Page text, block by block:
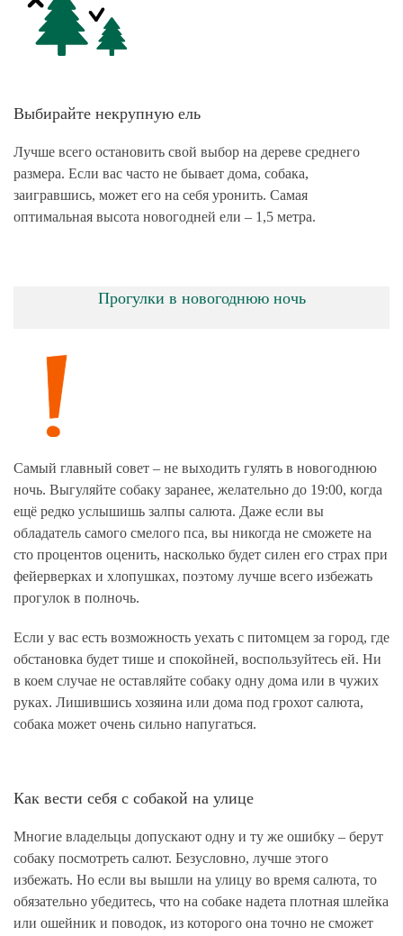
Выбирайте некрупную ель
Лучше всего остановить свой выбор на дереве среднего
размера. Если вас часто не бывает дома, собака,
заигравшись, может его на себя уронить. Самая
оптимальная высота новогодней ели – 1,5 метра.
Прогулки в новогоднюю ночь
Самый главный совет – не выходить гулять в новогоднюю
ночь. Выгуляйте собаку заранее, желательно до 19:00, когда
ещё редко услышишь залпы салюта. Даже если вы
обладатель самого смелого пса, вы никогда не сможете на
сто процентов оценить, насколько будет силен его страх при
фейерверках и хлопушках, поэтому лучше всего избежать
прогулок в полночь.
Если у вас есть возможность уехать с питомцем за город, где
обстановка будет тише и спокойней, воспользуйтесь ей. Ни
в коем случае не оставляйте собаку одну дома или в чужих
руках. Лишившись хозяина или дома под грохот салюта,
собака может очень сильно напугаться.
Как вести себя с собакой на улице
Многие владельцы допускают одну и ту же ошибку – берут
собаку посмотреть салют. Безусловно, лучше этого
избежать. Но если вы вышли на улицу во время салюта, то
обязательно убедитесь, что на собаке надета плотная шлейка
или ошейник и поводок, из которого она точно не сможет